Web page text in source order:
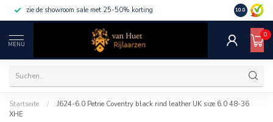
zie de showroom sale met 25-50% korting 10.0
MENU
0
Startseite /
J624-6.0 Petrie Coventry black rind leather UK size 6.0 48-36
XHE